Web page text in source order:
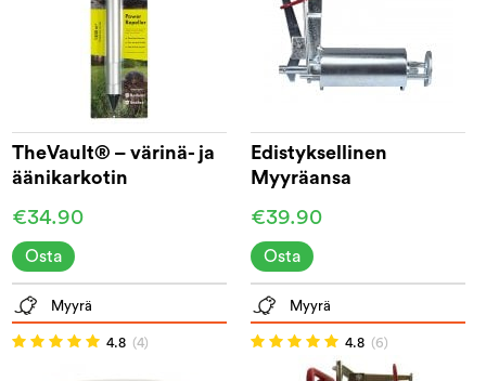
TheVault® – värinä- ja
äänikarkotin
€34.90
Osta
Edistyksellinen
Myyräansa
€39.90
Osta
Myyrä
4.8 (4)
Myyrä
4.8 (6)